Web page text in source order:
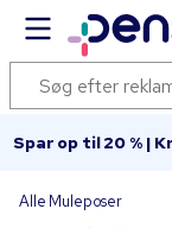
Spar op til 20 % |
Alle Muleposer